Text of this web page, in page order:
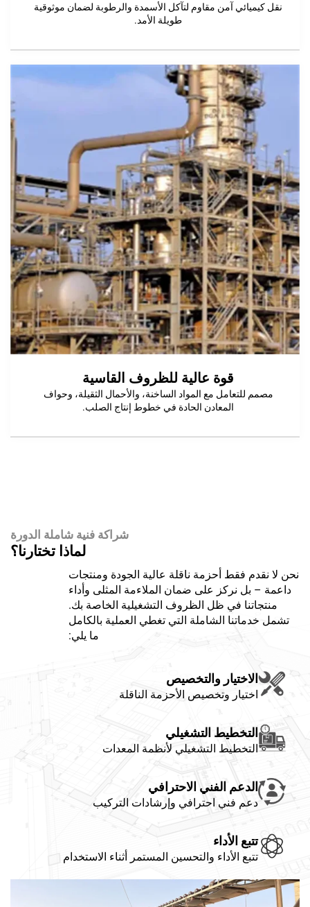
آمن مقاوم لتآكل الأسمدة والرطوبة لضمان موثوقية
قوة عالية للظروف القاسية
مع المواد الساخنة، والأحمال الثقيلة، وحواف
المعادن الحادة في خطوط إنتاج الصلب.
شراكة فنية شاملة الدورة
لماذا تختارنا؟
فقط أحزمة ناقلة عالية الجودة ومنتجات
نركز على ضمان الملاءمة المثلى وأداء
في ظل الظروف التشغيلية الخاصة بك.
الشاملة التي تغطي العملية بالكامل
والتخصيص
وتخصيص الأحزمة الناقلة
التشغيلي
التشغيلي لأنظمة المعدات
الفني الاحترافي
فني احترافي وإرشادات التركيب
الأداء
الأداء والتحسين المستمر أثناء الاستخدام